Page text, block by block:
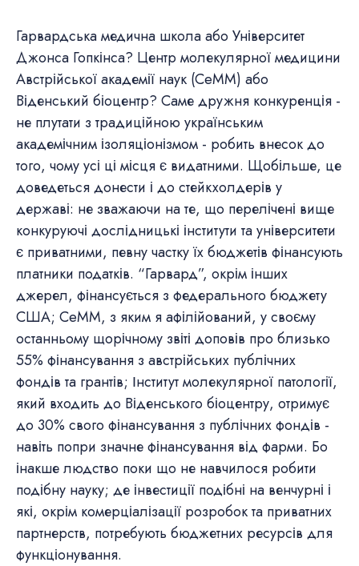
Гарвардська медична школа або Університет
Джонса Гопкінса? Центр молекулярної медицини
Австрійської академії наук (CeMM) або
Віденський біоцентр? Саме дружня конкуренція -
не плутати з традиційною українським
академічним ізоляціонізмом - робить внесок до
того, чому усі ці місця є видатними. Щобільше, це
доведеться донести і до стейкхолдерів у
державі: не зважаючи на те, що перелічені вище
конкуруючі дослідницькі інститути та університети
є приватними, певну частку їх бюджетів фінансують
платники податків. “Гарвард”, окрім інших
джерел, фінансується з федерального бюджету
США; CeMM, з яким я афілійований, у своєму
останньому щорічному звіті доповів про близько
55% фінансування з австрійських публічних
фондів та грантів; Інститут молекулярної патології,
який входить до Віденського біоцентру, отримує
до 30% свого фінансування з публічних фондів -
навіть попри значне фінансування від фарми. Бо
інакше людство поки що не навчилося робити
подібну науку; де інвестиції подібні на венчурні і
які, окрім комерціалізації розробок та приватних
партнерств, потребують бюджетних ресурсів для
функціонування.